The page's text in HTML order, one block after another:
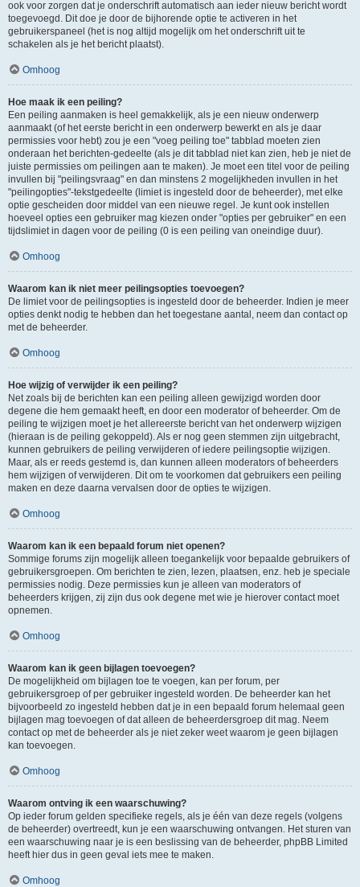
ook voor zorgen dat je onderschrift automatisch aan ieder nieuw bericht wordt
toegevoegd. Dit doe je door de bijhorende optie te activeren in het
gebruikerspaneel (het is nog altijd mogelijk om het onderschrift uit te
schakelen als je het bericht plaatst).
Omhoog
Hoe maak ik een peiling?
Een peiling aanmaken is heel gemakkelijk, als je een nieuw onderwerp
aanmaakt (of het eerste bericht in een onderwerp bewerkt en als je daar
permissies voor hebt) zou je een "voeg peiling toe" tabblad moeten zien
onderaan het berichten-gedeelte (als je dit tabblad niet kan zien, heb je niet de
juiste permissies om peilingen aan te maken). Je moet een titel voor de peiling
invullen bij "peilingsvraag" en dan minstens 2 mogelijkheden invullen in het
"peilingopties"-tekstgedeelte (limiet is ingesteld door de beheerder), met elke
optie gescheiden door middel van een nieuwe regel. Je kunt ook instellen
hoeveel opties een gebruiker mag kiezen onder "opties per gebruiker" en een
tijdslimiet in dagen voor de peiling (0 is een peiling van oneindige duur).
Omhoog
Waarom kan ik niet meer peilingsopties toevoegen?
De limiet voor de peilingsopties is ingesteld door de beheerder. Indien je meer
opties denkt nodig te hebben dan het toegestane aantal, neem dan contact op
met de beheerder.
Omhoog
Hoe wijzig of verwijder ik een peiling?
Net zoals bij de berichten kan een peiling alleen gewijzigd worden door
degene die hem gemaakt heeft, en door een moderator of beheerder. Om de
peiling te wijzigen moet je het allereerste bericht van het onderwerp wijzigen
(hieraan is de peiling gekoppeld). Als er nog geen stemmen zijn uitgebracht,
kunnen gebruikers de peiling verwijderen of iedere peilingsoptie wijzigen.
Maar, als er reeds gestemd is, dan kunnen alleen moderators of beheerders
hem wijzigen of verwijderen. Dit om te voorkomen dat gebruikers een peiling
maken en deze daarna vervalsen door de opties te wijzigen.
Omhoog
Waarom kan ik een bepaald forum niet openen?
Sommige forums zijn mogelijk alleen toegankelijk voor bepaalde gebruikers of
gebruikersgroepen. Om berichten te zien, lezen, plaatsen, enz. heb je speciale
permissies nodig. Deze permissies kun je alleen van moderators of
beheerders krijgen, zij zijn dus ook degene met wie je hierover contact moet
opnemen.
Omhoog
Waarom kan ik geen bijlagen toevoegen?
De mogelijkheid om bijlagen toe te voegen, kan per forum, per
gebruikersgroep of per gebruiker ingesteld worden. De beheerder kan het
bijvoorbeeld zo ingesteld hebben dat je in een bepaald forum helemaal geen
bijlagen mag toevoegen of dat alleen de beheerdersgroep dit mag. Neem
contact op met de beheerder als je niet zeker weet waarom je geen bijlagen
kan toevoegen.
Omhoog
Waarom ontving ik een waarschuwing?
Op ieder forum gelden specifieke regels, als je één van deze regels (volgens
de beheerder) overtreedt, kun je een waarschuwing ontvangen. Het sturen van
een waarschuwing naar je is een beslissing van de beheerder, phpBB Limited
heeft hier dus in geen geval iets mee te maken.
Omhoog